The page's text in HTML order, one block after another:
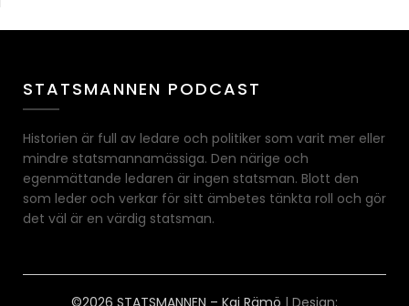
STATSMANNEN PODCAST
Historien är full av ledare och politiker som varit mer eller
mindre statsmannamässiga. Den närige och
egenmättande ledaren är ingen statsman. Blott den
som leder och verkar för sitt ämbetes tänkta roll och gör
det väl är en värdig statsman.